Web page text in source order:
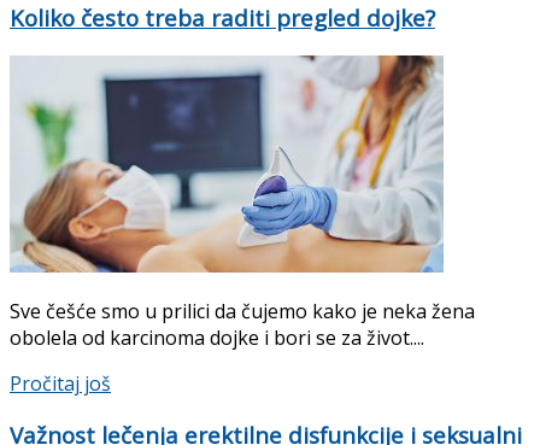
Koliko često treba raditi pregled dojke?
Sve češće smo u prilici da čujemo kako je neka žena
obolela od karcinoma dojke i bori se za život....
Pročitaj još
Važnost lečenja erektilne disfunkcije i seksualni